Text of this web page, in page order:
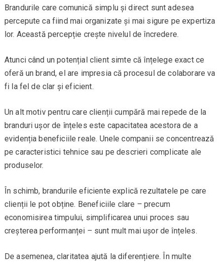
Brandurile care comunică simplu și direct sunt adesea
percepute ca fiind mai organizate și mai sigure pe expertiza
lor. Această percepție crește nivelul de încredere.
Atunci când un potențial client simte că înțelege exact ce
oferă un brand, el are impresia că procesul de colaborare va
fi la fel de clar și eficient.
Un alt motiv pentru care clienții cumpără mai repede de la
branduri ușor de înțeles este capacitatea acestora de a
evidenția beneficiile reale. Unele companii se concentrează
pe caracteristici tehnice sau pe descrieri complicate ale
produselor.
În schimb, brandurile eficiente explică rezultatele pe care
clienții le pot obține. Beneficiile clare – precum
economisirea timpului, simplificarea unui proces sau
creșterea performanței – sunt mult mai ușor de înțeles.
De asemenea, claritatea ajută la diferențiere. În multe